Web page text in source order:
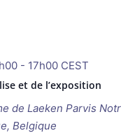
et de l’exposition
- 17h00 CEST
de Laeken Parvis
Belgique